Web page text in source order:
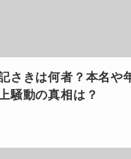
さきは何者？本名や
騒動の真相は？